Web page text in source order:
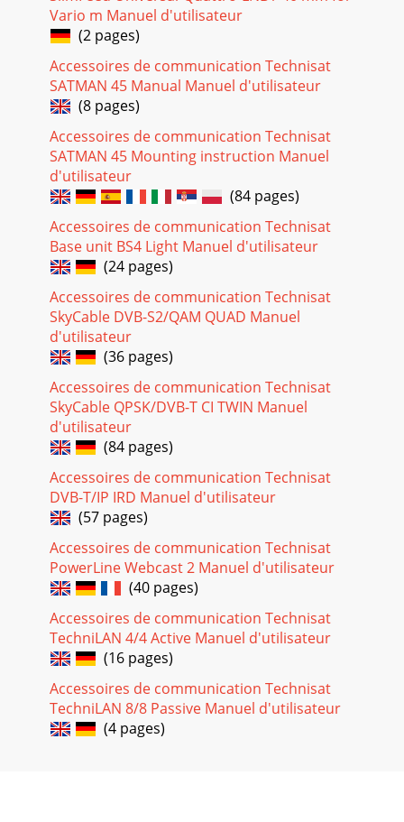
4 DE Ein evtl. notwendiger Eingriff sollte nur von geschultem
Personal ausgeführt werden. In folgenden Fällen sollten Sie
das Gerät vom Netz trenne
Page 20
5 DE 4 Das Gerät Die allgemeine Beschreibung des Gerätes
Funktionsweise des TechniS
Page 21 - 10 Technische Daten
6 DE 5 Zubehör Alle Dosen, Verteiler und Verstärker müssen
besitzen. Der DC-Durchlas
Page 22 - 11 Fehlersuchhilfen
7 DE 5.5 Stichabzweiger Viele handelsübliche Stichabzweiger,
so auch die obigen, haben keinen DC-Durchlass im
Abzweigpfad. Da ein DC-Durc
Page 23
8 DE 6 Montage Die Montage von kleinen Anlagen ist einfach
und kann vom Laien durchgeführt werden. • Wir empfehlen
die Verwendung einer Satman 6
Page 24
9 DE Stammleitungenz.B. im TreppenhausVHFUKWUHFpro
Wohnung mehrereTeilnehmer
möglich4vorherneuTS12Stich-
abzweigerSplitterKabelanschlussSplitterStic
Vario m Manuel d'utilisateur
(2 pages)
Accessoires de communication Technisat
SATMAN 45 Manual Manuel d'utilisateur
(8 pages)
Accessoires de communication Technisat
SATMAN 45 Mounting instruction Manuel
d'utilisateur
(84 pages)
Accessoires de communication Technisat
Base unit BS4 Light Manuel d'utilisateur
(24 pages)
Accessoires de communication Technisat
SkyCable DVB-S2/QAM QUAD Manuel
d'utilisateur
(36 pages)
Accessoires de communication Technisat
SkyCable QPSK/DVB-T CI TWIN Manuel
d'utilisateur
(84 pages)
Accessoires de communication Technisat
DVB-T/IP IRD Manuel d'utilisateur
(57 pages)
Accessoires de communication Technisat
PowerLine Webcast 2 Manuel d'utilisateur
(40 pages)
Accessoires de communication Technisat
TechniLAN 4/4 Active Manuel d'utilisateur
(16 pages)
Accessoires de communication Technisat
TechniLAN 8/8 Passive Manuel d'utilisateur
(4 pages)